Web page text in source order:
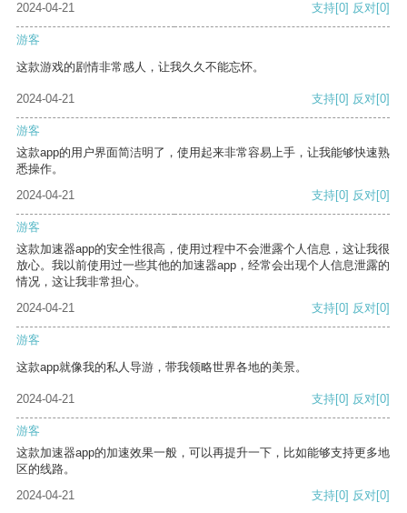
2024-04-21
支持[0] 反对[0]
游客
这款游戏的剧情非常感人，让我久久不能忘怀。
2024-04-21 支持[0] 反对[0]
游客
这款app的用户界面简洁明了，使用起来非常容易上手，让我能够快速熟
悉操作。
2024-04-21
支持[0] 反对[0]
游客
这款加速器app的安全性很高，使用过程中不会泄露个人信息，这让我很
放心。我以前使用过一些其他的加速器app，经常会出现个人信息泄露的
情况，这让我非常担心。
2024-04-21
支持[0] 反对[0]
游客
这款app就像我的私人导游，带我领略世界各地的美景。
2024-04-21 支持[0] 反对[0]
游客
这款加速器app的加速效果一般，可以再提升一下，比如能够支持更多地
区的线路。
2024-04-21
支持[0] 反对[0]